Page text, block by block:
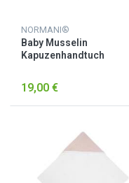
NORMANI®
Baby Musselin
Kapuzenhandtuch
19,00 €